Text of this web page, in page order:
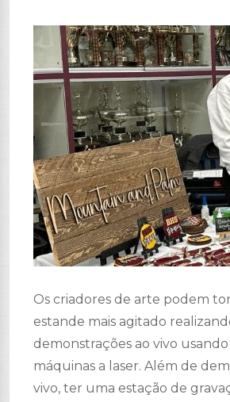
Os criadores de arte podem
estande mais agitado
demonstrações ao vivo usando
máquinas a laser. Além de
vivo, ter uma estação de